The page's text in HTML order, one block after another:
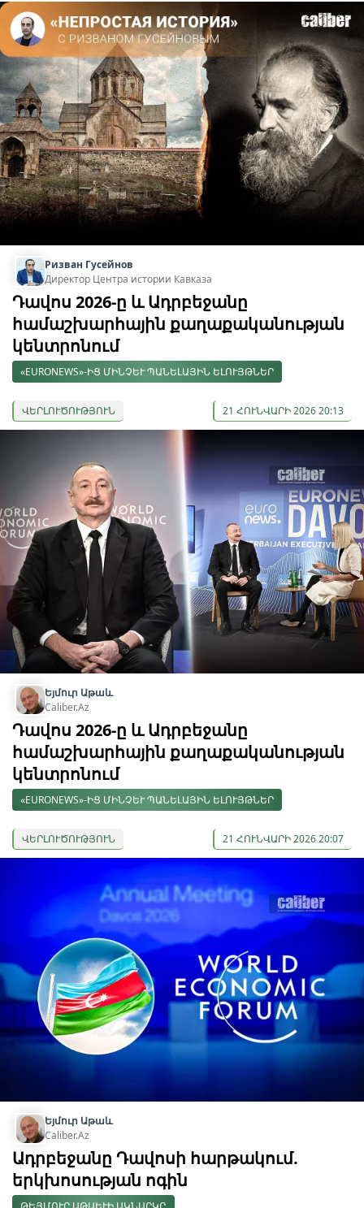
Ризван Гусейнов
Директор Центра истории Кавказа
Դավոս 2026-ը և Ադրբեջանը
համաշխարհային քաղաքականության
կենտրոնում
«EURONEWS»-ԻՑ ՄԻՆՉԵՒ ՊԱՆԵԼԱՅԻՆ ԵԼՈՒՅԹՆԵՐ
ՎԵՐԼՈՒԾՈՒԹՅՈՒՆ 21 ՀՈՒՆՎԱՐԻ 2026 20:13
Եյմուր Աթաև
Caliber.Az
Դավոս 2026-ը և Ադրբեջանը
համաշխարհային քաղաքականության
կենտրոնում
«EURONEWS»-ԻՑ ՄԻՆՉԵՒ ՊԱՆԵԼԱՅԻՆ ԵԼՈՒՅԹՆԵՐ
ՎԵՐԼՈՒԾՈՒԹՅՈՒՆ 21 ՀՈՒՆՎԱՐԻ 2026 20:07
Եյմուր Աթաև
Caliber.Az
Ադրբեջանը Դավոսի հարթակում.
երկխոսության ոգին